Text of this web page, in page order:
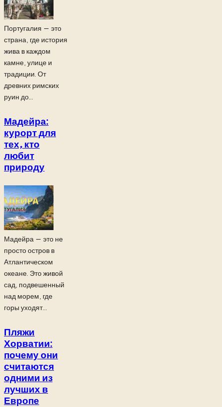
Португалия — это
страна, где история
жива в каждом
камне, улице и
традиции. От
древних римских
руин до...
Мадейра:
курорт для
тех, кто
любит
природу
Мадейра — это не
просто остров в
Атлантическом
океане. Это живой
сад, подвешенный
над морем, где
горы уходят...
Пляжи
Хорватии:
почему они
считаются
одними из
лучших в
Европе